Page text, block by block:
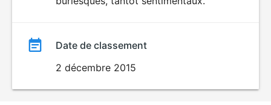
Date de classement
2 décembre 2015